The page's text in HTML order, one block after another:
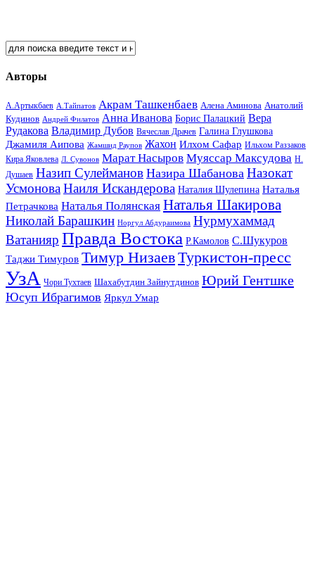
Авторы
А.Артыкбаев А.Тайпатов Акрам Ташкенбаев Алена Аминова Анатолий
Кудинов Андрей Филатов Анна Иванова Борис Палацкий Вера
Рудакова Владимир Дубов Вячеслав Драчев Галина Глушкова
Джамиля Аипова Жамшид Раупов Жахон Илхом Сафар Ильхом Раззаков
Кира Яковлева Л. Сувонов Марат Насыров Муяссар Максудова Н.
Душаев Назип Сулейманов Назира Шабанова Назокат
УсмоноваНаиля Искандерова Наталия Шулепина Наталья
Петрачкова Наталья Полянская Наталья Шакирова
Николай Барашкин Норгул Абдураимова Нурмухаммад
Ватанияр Правда Востока Р.Камолов С.Шукуров
Таджи Тимуров Тимур НизаевТуркистон-пресс
УзА Чори Тухтаев Шахабутдин Зайнутдинов Юрий Гентшке
Юсуп Ибрагимов Яркул Умар